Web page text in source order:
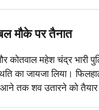
मौके पर तैनात
कोतवाल महेश चंद्र
का जायजा लिया।
आने तक शव उतारने को तैयार